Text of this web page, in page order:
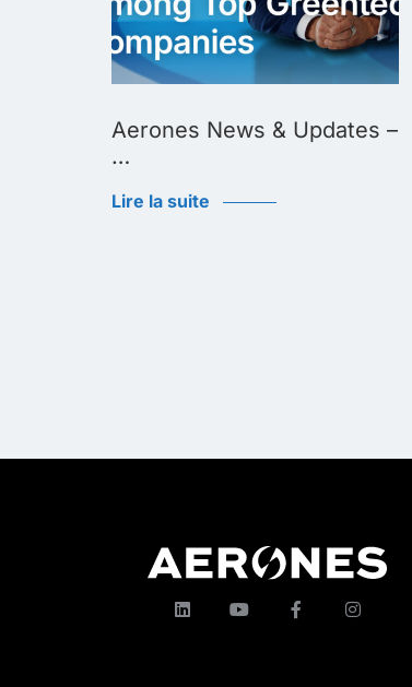
Aerones News & Updates –
…
Lire la suite